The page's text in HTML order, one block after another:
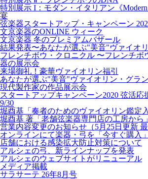
特別展示 I：モダン・イタリアン《
宴
弦楽器スタートアップ・キャンペーン
文京楽器のONLINE ウィーク
文京楽器 冬のプレミアムバザール
結果発表〜あなたが選ぶ"美音"ヴァイオ
フレンチボウ・クロニクル 〜フレンチボ
器の展示会
来場御礼！豪華ヴァイオリン福引
あなたが選ぶ"美音"ヴァイオリン・グラン
現代製作家の作品展示会
スタートアップキャンペーン2020 弦活応
9/30
堀酉基「奏者のためのヴァイオリン鑑定
堀酉基 著「老舗弦楽器専門店の工房から
営業内容変更のお知らせ（5月25日更新 最
オンラインにて楽器・弓を「今すぐ購入
店舗における感染拡大防止対策について
アルシェの弓、新ラインナップを発表
アルシェのウェブサイトがリニューアル
メディア掲載
サラサーテ 26年8月号